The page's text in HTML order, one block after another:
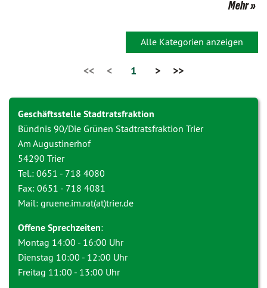
Mehr
Alle Kategorien anzeigen
<< < 1 > >>
Geschäftsstelle Stadtratsfraktion
Bündnis 90/Die Grünen Stadtratsfraktion Trier
Am Augustinerhof
54290 Trier
Tel.: 0651 - 718 4080
Fax: 0651 - 718 4081
Mail: gruene.im.rat(at)trier.de
Offene Sprechzeiten:
Montag 14:00 - 16:00 Uhr
Dienstag 10:00 - 12:00 Uhr
Freitag 11:00 - 13:00 Uhr